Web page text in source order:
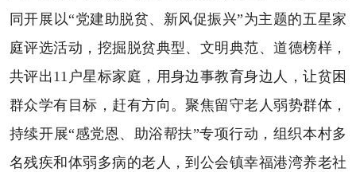
同开展以“党建助脱贫、新风促振兴”为主题的五星家
庭评选活动，挖掘脱贫典型、文明典范、道德榜样，
共评出11户星标家庭，用身边事教育身边人，让贫困
群众学有目标，赶有方向。聚焦留守老人弱势群体，
持续开展“感党恩、助浴帮扶”专项行动，组织本村多
名残疾和体弱多病的老人，到公会镇幸福港湾养老社